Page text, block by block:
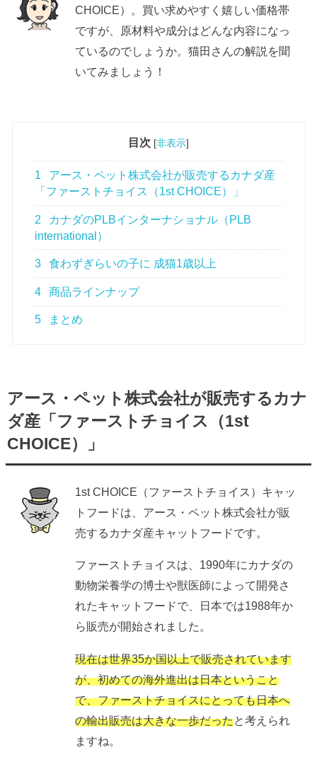
CHOICE）。買い求めやすく嬉しい価格帯
ですが、原材料や成分はどんな内容になっ
ているのでしょうか。猫田さんの解説を聞
いてみましょう！
目次 [非表示]
1
アース・ペット株式会社が販売するカナダ産
「ファーストチョイス（1st CHOICE）」
2
カナダのPLBインターナショナル（PLB
international）
3 食わずぎらいの子に 成猫1歳以上
4 商品ラインナップ
5 まとめ
アース・ペット株式会社が販売するカナ
ダ産「ファーストチョイス（1st
CHOICE）」
1st CHOICE（ファーストチョイス）キャッ
トフードは、アース・ペット株式会社が販
売するカナダ産キャットフードです。
ファーストチョイスは、1990年にカナダの
動物栄養学の博士や獣医師によって開発さ
れたキャットフードで、日本では1988年か
ら販売が開始されました。
現在は世界35か国以上で販売されています
が、初めての海外進出は日本ということ
で、ファーストチョイスにとっても日本へ
の輸出販売は大きな一歩だったと考えられ
ますね。